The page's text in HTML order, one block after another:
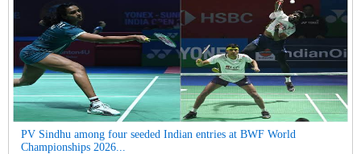
PV Sindhu among four seeded Indian entries at BWF World
Championships 2026...